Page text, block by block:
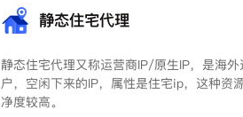
静态住宅代理
静态住宅代理又称运营商IP/原生IP，是海
户，空闲下来的IP，属性是住宅ip，这种资
净度较高。